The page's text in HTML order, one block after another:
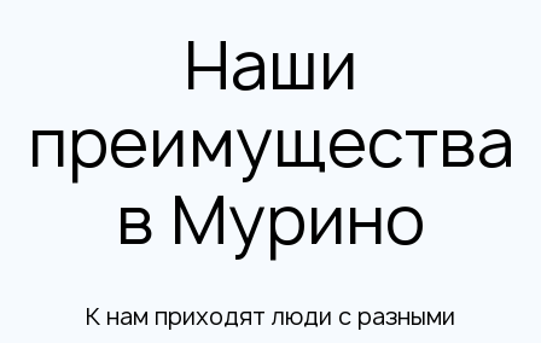
Наши
преимущества
в Мурино
К нам приходят люди с разными